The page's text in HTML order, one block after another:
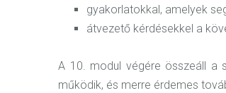
gyakorlatokkal, amelyek
átvezető kérdésekkel a
A 10. modul végére összeáll a
működik, és merre érdemes